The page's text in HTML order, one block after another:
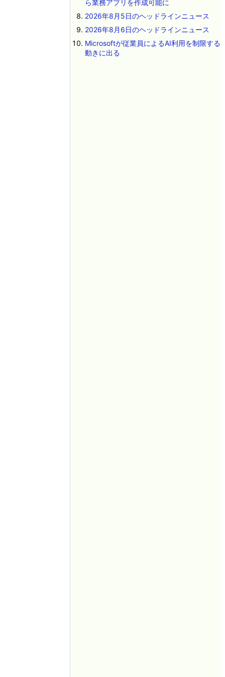
ら業務アプリを作成可能に
2026年8月5日のヘッドラインニュース
2026年8月6日のヘッドラインニュース
Microsoftが従業員によるAI利用を制限する
動きに出る